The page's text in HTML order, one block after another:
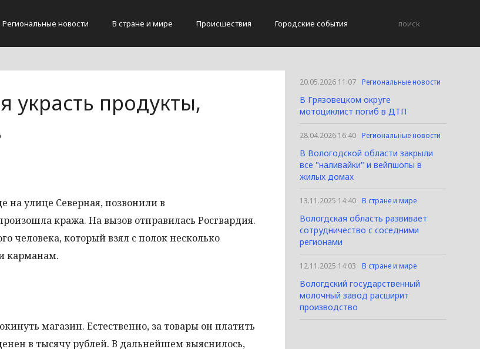
Региональные новости В стране и мире Происшествия Городские события
украсть продукты,
на улице Северная, позвонили в
кража. На вызов отправилась Росгвардия.
человека, который взял с полок несколько
карманам.
магазин. Естественно, за товары он платить
в тысячу рублей. В дальнейшем выяснилось,
20.05.2026 11:07 Региональные новости
В Грязовецком округе
мотоциклист погиб в ДТП
28.04.2026 16:40 Региональные новости
В Вологодской области закрыли
все "наливайки" и вейпшопы в
жилых домах
13.11.2025 14:40 В стране и мире
Вологдская область развивает
сотрудничество с соседними
регионами
12.11.2025 14:03 В стране и мире
Вологдский государственный
молочный завод расширит
производство